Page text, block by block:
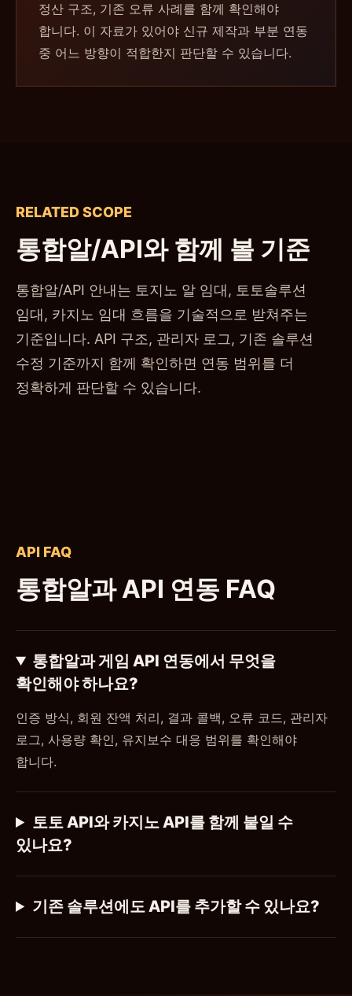
정산 구조, 기존 오류 사례를 함께 확인해야
합니다. 이 자료가 있어야 신규 제작과 부분 연동
중 어느 방향이 적합한지 판단할 수 있습니다.
RELATED SCOPE
통합알/API와 함께 볼 기준
통합알/API 안내는 토지노 알 임대, 토토솔루션
임대, 카지노 임대 흐름을 기술적으로 받쳐주는
기준입니다. API 구조, 관리자 로그, 기존 솔루션
수정 기준까지 함께 확인하면 연동 범위를 더
정확하게 판단할 수 있습니다.
API FAQ
통합알과 API 연동 FAQ
통합알과 게임 API 연동에서 무엇을
확인해야 하나요?
인증 방식, 회원 잔액 처리, 결과 콜백, 오류 코드, 관리자
로그, 사용량 확인, 유지보수 대응 범위를 확인해야
합니다.
토토 API와 카지노 API를 함께 붙일 수
있나요?
기존 솔루션에도 API를 추가할 수 있나요?